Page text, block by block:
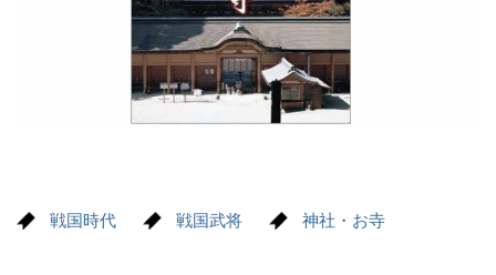
戦国時代 戦国武将 神社・お寺